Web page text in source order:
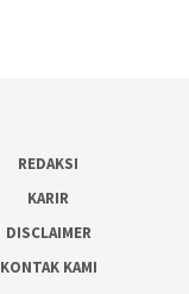
REDAKSI
KARIR
DISCLAIMER
KONTAK KAMI